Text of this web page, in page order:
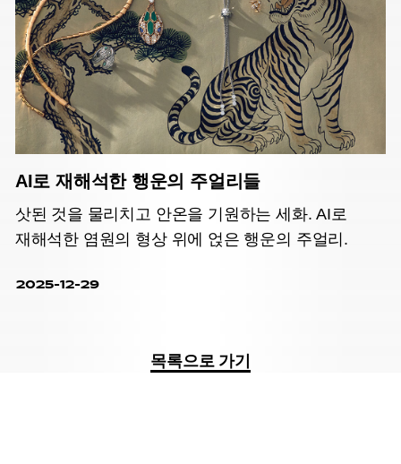
AI로 재해석한 행운의 주얼리들
삿된 것을 물리치고 안온을 기원하는 세화. AI로
재해석한 염원의 형상 위에 얹은 행운의 주얼리.
2025-12-29
목록으로 가기